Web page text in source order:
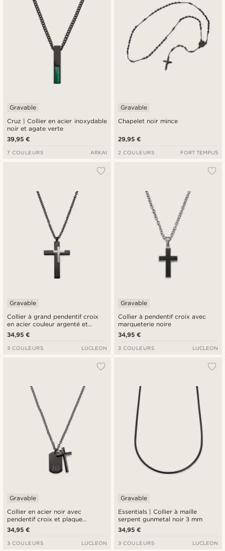
Cruz | Collier en acier inoxydable
noir et agate verte
Gravable
39,95 €
7 COULEURS ARKAI
Chapelet noir mince
Gravable
29,95 €
2 COULEURS FORT TEMPUS
Collier à grand pendentif croix
en acier couleur argenté et
bronze gunmétal
Gravable
34,95 €
3 COULEURS LUCLEON
Collier à pendentif croix avec
marqueterie noire
Gravable
34,95 €
3 COULEURS LUCLEON
Collier en acier noir avec
pendentif croix et plaque
militaire
Gravable
34,95 €
3 COULEURS LUCLEON
Essentials | Collier à maille
serpent gunmetal noir 3 mm
Gravable
34,95 €
3 COULEURS LUCLEON